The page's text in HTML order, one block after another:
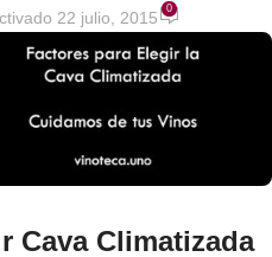
22 julio, 2015 0
Cava Climatizada